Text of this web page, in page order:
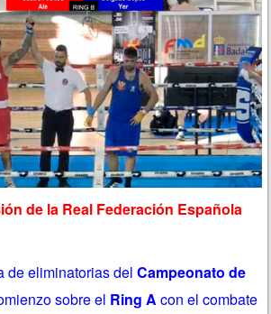
de la Real Federación Española
de eliminatorias delCampeonato de
sobre el Ring A con el combate